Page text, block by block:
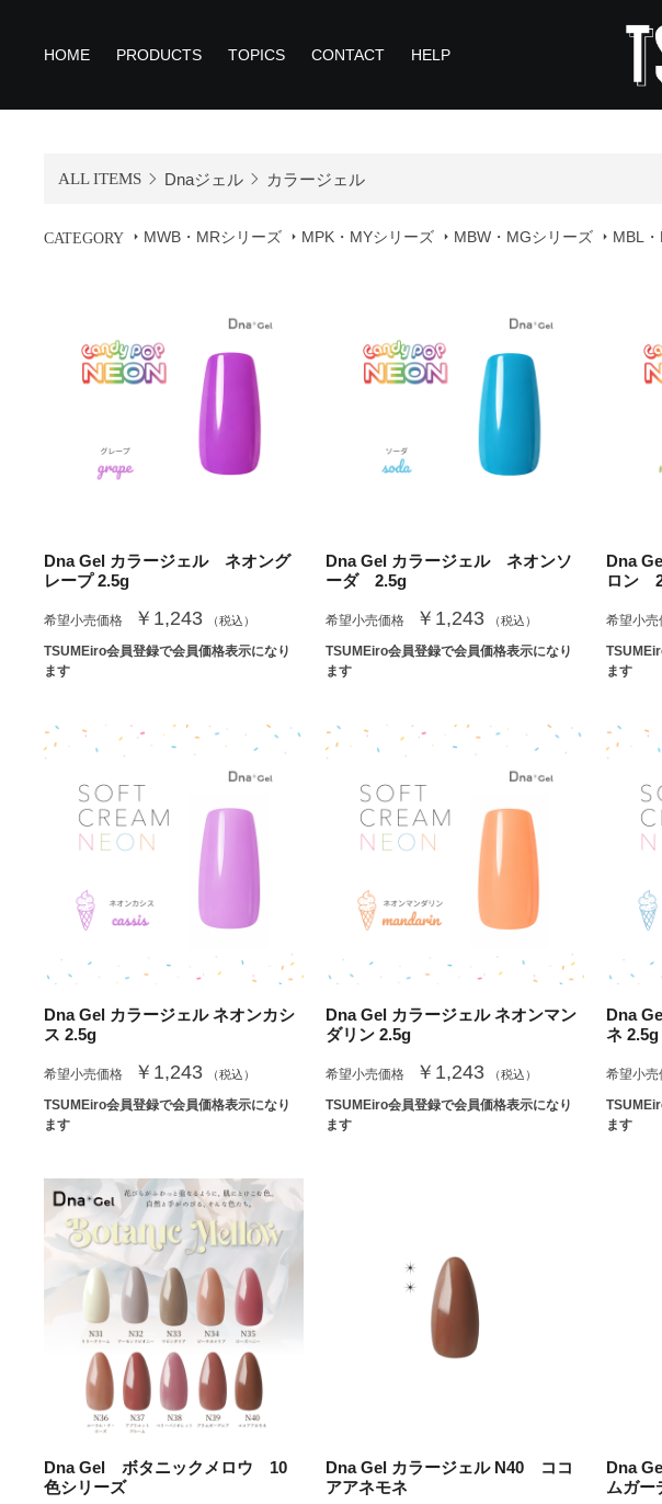
HOME PRODUCTS TOPICS CONTACT HELP
ALL ITEMS Dnaジェル カラージェル
CATEGORY MWB・MRシリーズ MPK・MYシリーズ MBW・MGシリーズ MBL
Dna Gel カラージェル ネオング
レープ 2.5g
希望小売価格 ￥1,243 （税込）
TSUMEiro会員登録で会員価格表示になり
ます
Dna Gel カラージェル ネオンソ
ーダ 2.5g
希望小売価格 ￥1,243 （税込）
TSUMEiro会員登録で会員価格表示になり
ます
Dna
ロン
希望小売
ます
Dna Gel カラージェル ネオンカシ
ス 2.5g
希望小売価格 ￥1,243 （税込）
TSUMEiro会員登録で会員価格表示になり
ます
Dna Gel カラージェル ネオンマン
ダリン 2.5g
希望小売価格 ￥1,243 （税込）
TSUMEiro会員登録で会員価格表示になり
ます
Dna
ネ 2.5g
希望小売
ます
Dna Gel ボタニックメロウ 10
色シリーズ
Dna Gel カラージェル N40 ココ
アアネモネ
Dna
ムガー